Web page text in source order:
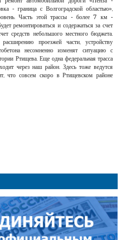
- граница с Волгоградской областью»,
Часть этой трассы - более 7 км -
ремонтироваться и содержаться за счет
средств небольшого местного бюджета.
проезжей части, устройству
несомненно изменят ситуацию с
Ртищева. Еще одна федеральная трасса
через наш район. Здесь тоже ведутся
что совсем скоро в Ртищевском районе